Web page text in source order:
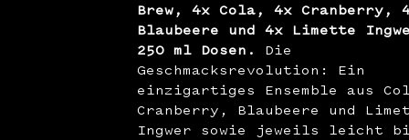
Brew, 4x Cola, 4x Cranberry,
Blaubeere und 4x Limette
250 ml Dosen.
Die
Geschmacksrevolution: Ein
einzigartiges Ensemble aus
Cranberry, Blaubeere und
Ingwer sowie jeweils leicht